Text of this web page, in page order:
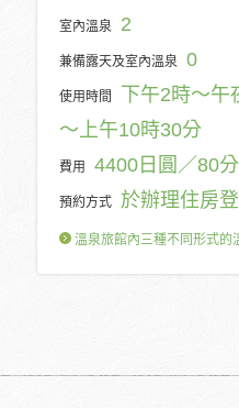
室內溫泉 2
兼備露天及室內溫泉 0
使用時間
下午2時～
～上午10時30分
費用 4400日圓／80
預約方式 於辦理住房
溫泉旅館內三種不同形式的